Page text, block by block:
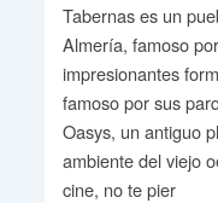
Tabernas es un
Almería, famoso
impresionantes
famoso por sus
Oasys, un antiguo
ambiente del viejo
cine, no te pier